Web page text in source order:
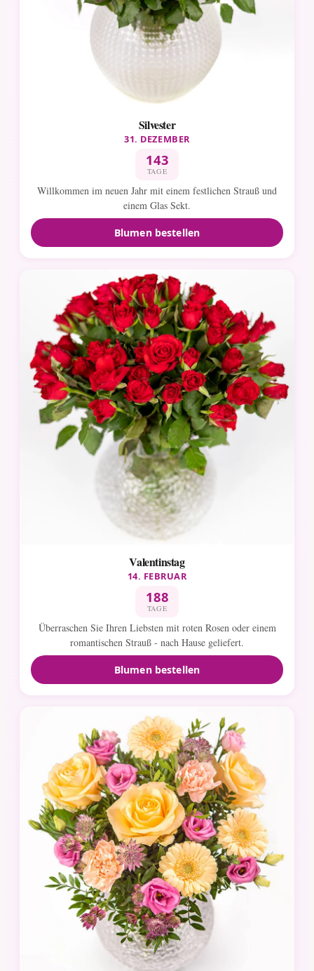
Silvester
31. DEZEMBER
143
TAGE
Willkommen im neuen Jahr mit einem festlichen Strauß und
einem Glas Sekt.
Blumen bestellen
Valentinstag
14. FEBRUAR
188
TAGE
Überraschen Sie Ihren Liebsten mit roten Rosen oder einem
romantischen Strauß - nach Hause geliefert.
Blumen bestellen